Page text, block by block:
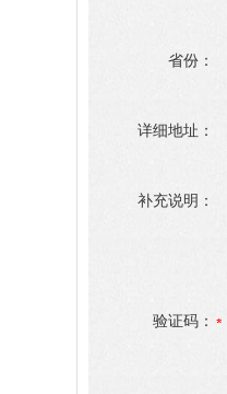
省份：
详细地址：
补充说明：
验证码：